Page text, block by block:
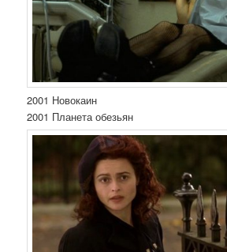
2001 Новокаин
2001 Планета обезьян